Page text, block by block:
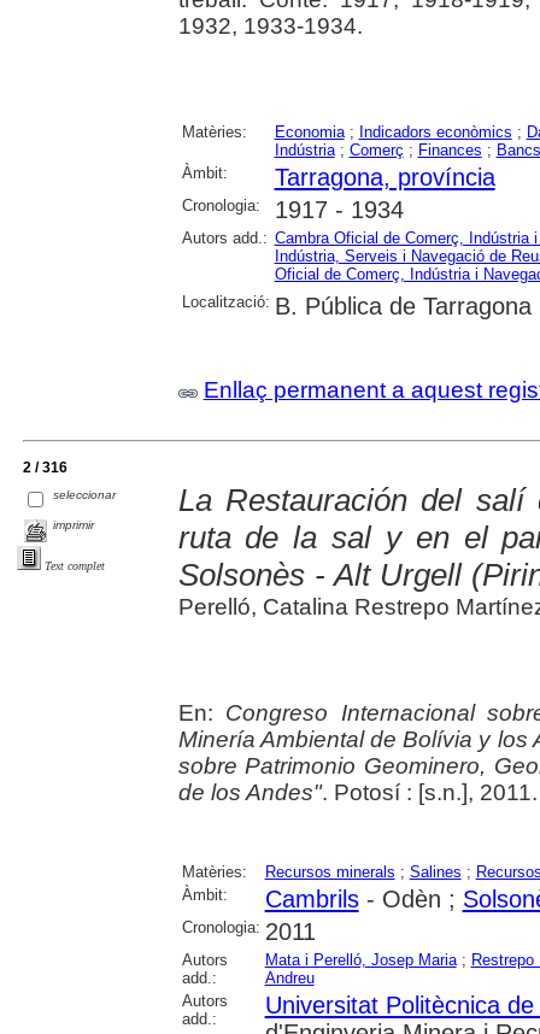
1932, 1933-1934.
Matèries: Economia; Indicadors econòmics ;
Indústria; Comerç ; Finances ; Bancs
Àmbit:
Tarragona, província
Cronologia: 1917 - 1934
Autors add.: Cambra Oficial de Comerç, Indústria
Indústria, Serveis i Navegació de
Oficial de Comerç, Indústria i
Localització: B. Pública de Tarragona
Enllaç permanent a aquest
2 / 316
seleccionar
imprimir
Text complet
La Restauración del
ruta de la sal y en el
Solsonès - Alt Urgell
Perelló, Catalina Restrepo
En: Congreso Internacional
Minería Ambiental de Bolívia y los
sobre Patrimonio Geominero,
de los Andes". Potosí : [s.n.],
Matèries: Recursos minerals ; Salines ;
Àmbit:
Cambrils- Odèn ;
Cronologia: 2011
Autors
add.:
Mata i Perelló, Josep Maria;
Andreu
Autors
add.:
Universitat Politècnica